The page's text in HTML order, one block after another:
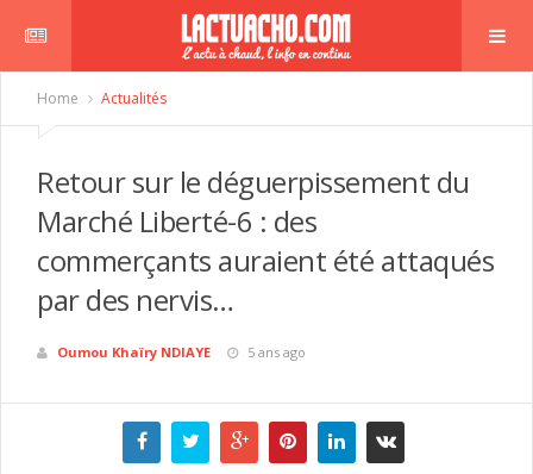
Home Actualités
Retour sur le déguerpissement du
Marché Liberté-6 : des
commerçants auraient été attaqués
par des nervis…
Oumou Khaïry NDIAYE 5 ans ago